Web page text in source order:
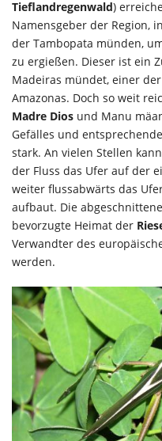
Tieflandregenwald)
Namensgeber der Region,
der Tambopata münden,
zu ergießen. Dieser ist ein
Madeiras mündet, einer
Amazonas. Doch so weit
Madre Dios und Manu
Gefälles und
stark. An vielen Stellen
der Fluss das Ufer auf der
weiter flussabwärts das
aufbaut. Die
bevorzugte Heimat der
Verwandter des
werden.